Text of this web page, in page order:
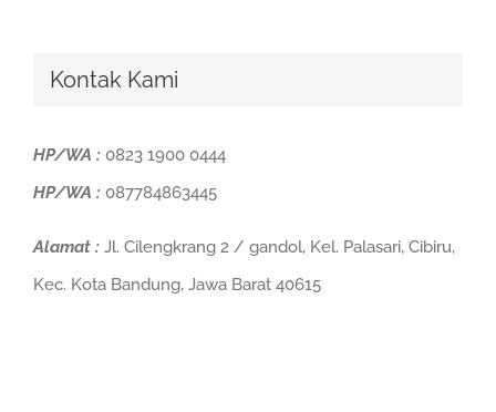
Kontak Kami
HP/WA : 0823 1900 0444
HP/WA : 087784863445
Alamat : Jl. Cilengkrang 2 / gandol, Kel. Palasari, Cibiru,
Kec. Kota Bandung, Jawa Barat 40615